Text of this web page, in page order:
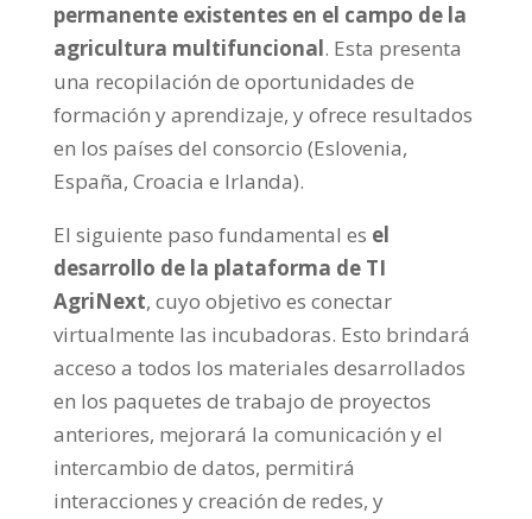
permanente existentes en el campo de la
agricultura multifuncional. Esta presenta
una recopilación de oportunidades de
formación y aprendizaje, y ofrece resultados
en los países del consorcio (Eslovenia,
España, Croacia e Irlanda).
El siguiente paso fundamental es el
desarrollo de la plataforma de TI
AgriNext, cuyo objetivo es conectar
virtualmente las incubadoras. Esto brindará
acceso a todos los materiales desarrollados
en los paquetes de trabajo de proyectos
anteriores, mejorará la comunicación y el
intercambio de datos, permitirá
interacciones y creación de redes, y